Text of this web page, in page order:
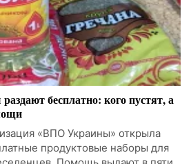
бесплатно: кого пустят, а
«ВПО Украины» открыла
продуктовые наборы для